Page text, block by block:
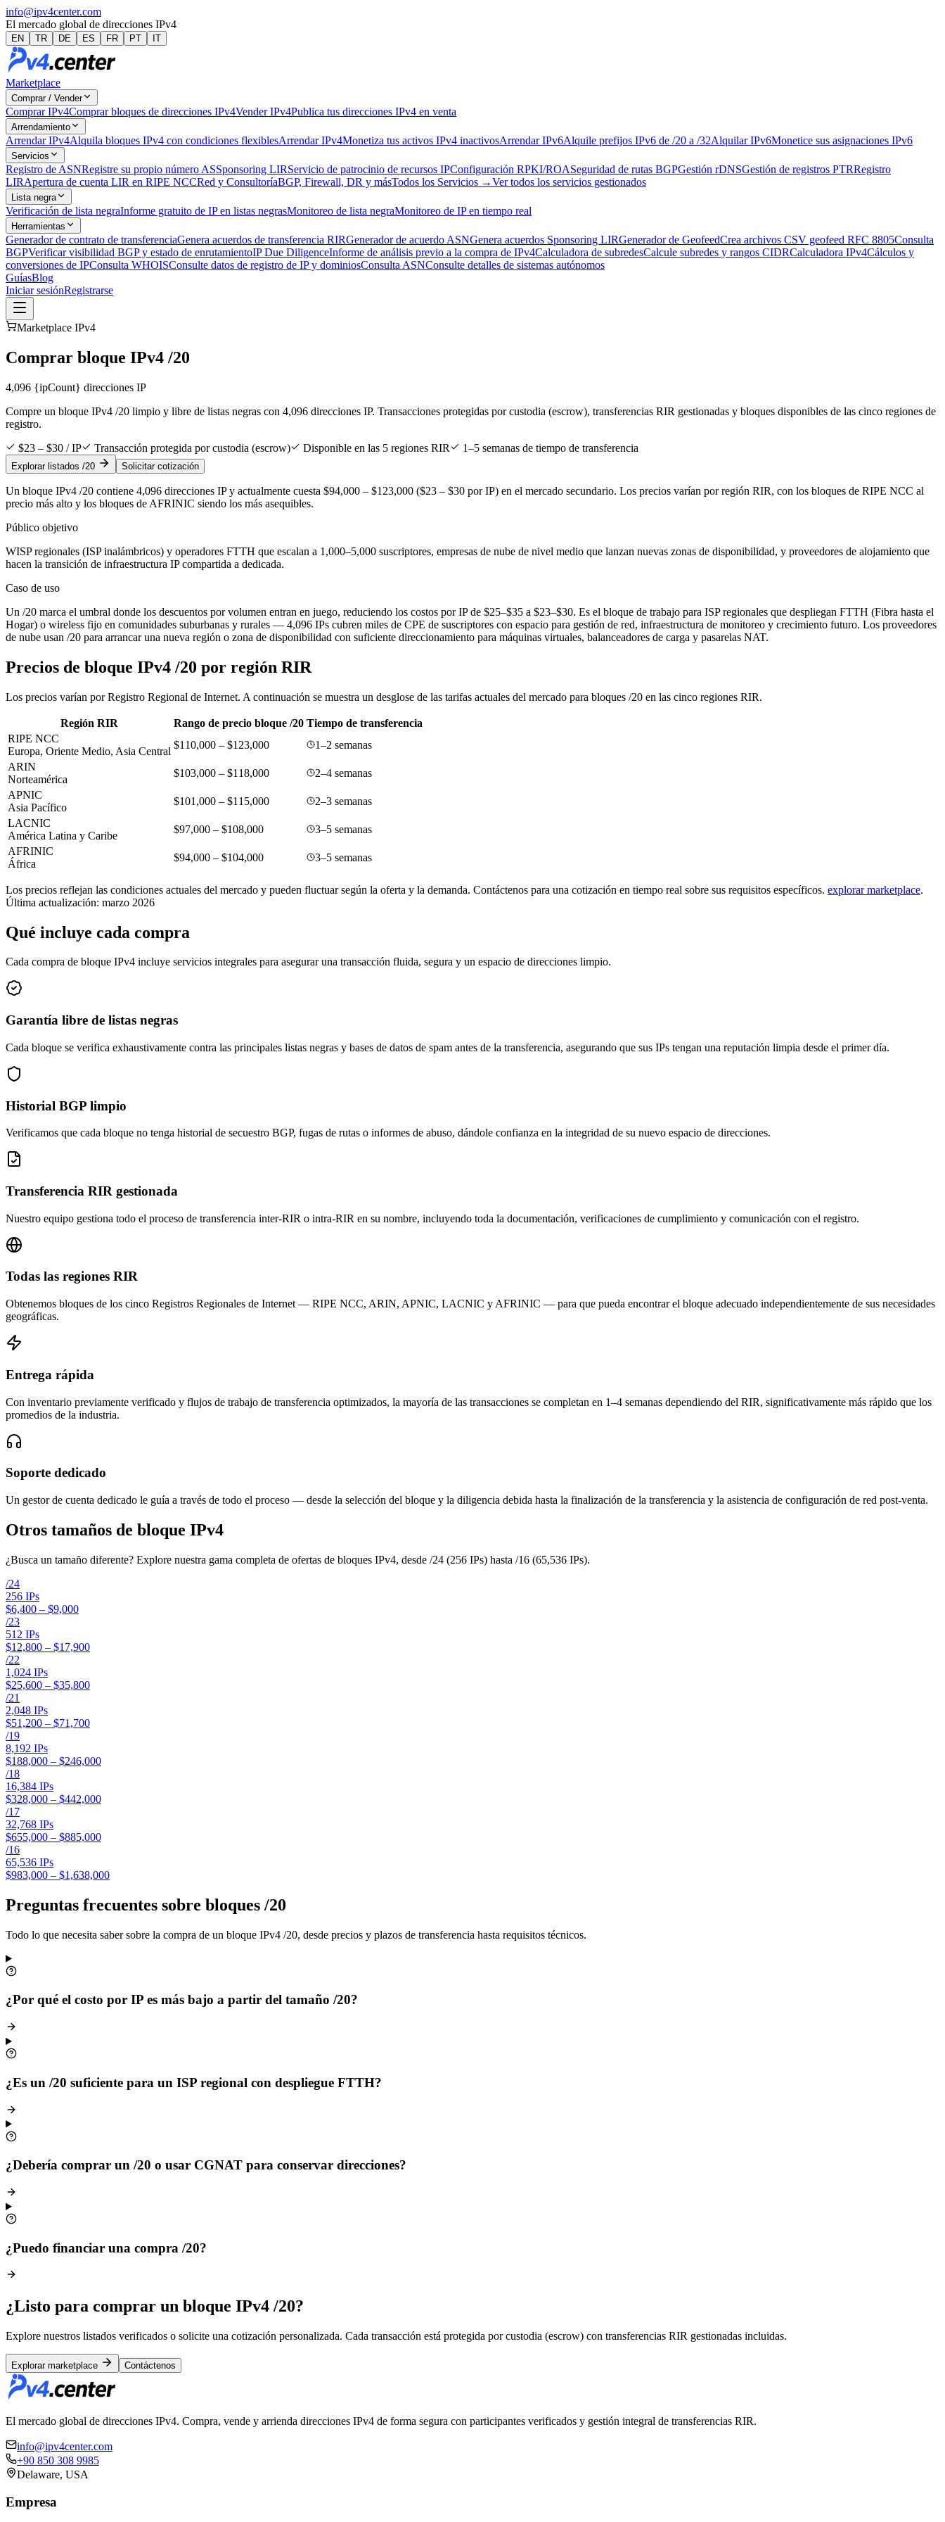
info@ipv4center.com
El mercado global de direcciones IPv4
EN TR DE ES FR PT IT
Marketplace
Comprar / Vender
Comprar IPv4Comprar bloques de direcciones IPv4Vender IPv4Publica tus direcciones IPv4 en venta
Arrendamiento
Arrendar IPv4Alquila bloques IPv4 con condiciones flexiblesArrendar IPv4Monetiza tus activos IPv4 inactivosArrendar IPv6Alquile prefijos IPv6 de /20 a /32Alquilar IPv6Monetice sus asignaciones IPv6
Servicios
Registro de ASNRegistre su propio número ASSponsoring LIRServicio de patrocinio de recursos IPConfiguración RPKI/ROASeguridad de rutas BGPGestión rDNSGestión de registros PTRRegistro
LIRApertura de cuenta LIR en RIPE NCCRed y ConsultoríaBGP, Firewall, DR y másTodos los Servicios →Ver todos los servicios gestionados
Lista negra
Verificación de lista negraInforme gratuito de IP en listas negrasMonitoreo de lista negraMonitoreo de IP en tiempo real
Herramientas
Generador de contrato de transferenciaGenera acuerdos de transferencia RIRGenerador de acuerdo ASNGenera acuerdos Sponsoring LIRGenerador de GeofeedCrea archivos CSV geofeed RFC 8805Consulta
BGPVerificar visibilidad BGP y estado de enrutamientoIP Due DiligenceInforme de análisis previo a la compra de IPv4Calculadora de subredesCalcule subredes y rangos CIDRCalculadora IPv4Cálculos y
conversiones de IPConsulta WHOISConsulte datos de registro de IP y dominiosConsulta ASNConsulte detalles de sistemas autónomos
GuíasBlog
Iniciar sesiónRegistrarse
Marketplace IPv4
Comprar bloque IPv4 /20
4,096 {ipCount} direcciones IP
Compre un bloque IPv4 /20 limpio y libre de listas negras con 4,096 direcciones IP. Transacciones protegidas por custodia (escrow), transferencias RIR gestionadas y bloques disponibles de las cinco regiones de
registro.
$23 – $30 / IP
Transacción protegida por custodia (escrow) Disponible en las 5 regiones RIR 1–5 semanas de tiempo de transferencia
Explorar listados /20 Solicitar cotización
Un bloque IPv4 /20 contiene 4,096 direcciones IP y actualmente cuesta $94,000 – $123,000 ($23 – $30 por IP) en el mercado secundario. Los precios varían por región RIR, con los bloques de RIPE NCC al
precio más alto y los bloques de AFRINIC siendo los más asequibles.
Público objetivo
WISP regionales (ISP inalámbricos) y operadores FTTH que escalan a 1,000–5,000 suscriptores, empresas de nube de nivel medio que lanzan nuevas zonas de disponibilidad, y proveedores de alojamiento que
hacen la transición de infraestructura IP compartida a dedicada.
Caso de uso
Un /20 marca el umbral donde los descuentos por volumen entran en juego, reduciendo los costos por IP de $25–$35 a $23–$30. Es el bloque de trabajo para ISP regionales que despliegan FTTH (Fibra hasta el
Hogar) o wireless fijo en comunidades suburbanas y rurales — 4,096 IPs cubren miles de CPE de suscriptores con espacio para gestión de red, infraestructura de monitoreo y crecimiento futuro. Los proveedores
de nube usan /20 para arrancar una nueva región o zona de disponibilidad con suficiente direccionamiento para máquinas virtuales, balanceadores de carga y pasarelas NAT.
Precios de bloque IPv4 /20 por región RIR
Los precios varían por Registro Regional de Internet. A continuación se muestra un desglose de las tarifas actuales del mercado para bloques /20 en las cinco regiones RIR.
Región RIR Rango de precio bloque /20 Tiempo de transferencia
RIPE NCC
Europa, Oriente Medio, Asia Central
$110,000 – $123,000
1–2 semanas
ARIN
Norteamérica
$103,000 – $118,000
2–4 semanas
APNIC
Asia Pacífico
$101,000 – $115,000
2–3 semanas
LACNIC
América Latina y Caribe
$97,000 – $108,000
3–5 semanas
AFRINIC
África
$94,000 – $104,000 3–5 semanas
Los precios reflejan las condiciones actuales del mercado y pueden fluctuar según la oferta y la demanda. Contáctenos para una cotización en tiempo real sobre sus requisitos específicos. explorar marketplace.
Última actualización: marzo 2026
Qué incluye cada compra
Cada compra de bloque IPv4 incluye servicios integrales para asegurar una transacción fluida, segura y un espacio de direcciones limpio.
Garantía libre de listas negras
Cada bloque se verifica exhaustivamente contra las principales listas negras y bases de datos de spam antes de la transferencia, asegurando que sus IPs tengan una reputación limpia desde el primer día.
Historial BGP limpio
Verificamos que cada bloque no tenga historial de secuestro BGP, fugas de rutas o informes de abuso, dándole confianza en la integridad de su nuevo espacio de direcciones.
Transferencia RIR gestionada
Nuestro equipo gestiona todo el proceso de transferencia inter-RIR o intra-RIR en su nombre, incluyendo toda la documentación, verificaciones de cumplimiento y comunicación con el registro.
Todas las regiones RIR
Obtenemos bloques de los cinco Registros Regionales de Internet — RIPE NCC, ARIN, APNIC, LACNIC y AFRINIC — para que pueda encontrar el bloque adecuado independientemente de sus necesidades
geográficas.
Entrega rápida
Con inventario previamente verificado y flujos de trabajo de transferencia optimizados, la mayoría de las transacciones se completan en 1–4 semanas dependiendo del RIR, significativamente más rápido que los
promedios de la industria.
Soporte dedicado
Un gestor de cuenta dedicado le guía a través de todo el proceso — desde la selección del bloque y la diligencia debida hasta la finalización de la transferencia y la asistencia de configuración de red post-venta.
Otros tamaños de bloque IPv4
¿Busca un tamaño diferente? Explore nuestra gama completa de ofertas de bloques IPv4, desde /24 (256 IPs) hasta /16 (65,536 IPs).
/24
256 IPs
$6,400 – $9,000
/23
512 IPs
$12,800 – $17,900
/22
1,024 IPs
$25,600 – $35,800
/21
2,048 IPs
$51,200 – $71,700
/19
8,192 IPs
$188,000 – $246,000
/18
16,384 IPs
$328,000 – $442,000
/17
32,768 IPs
$655,000 – $885,000
/16
65,536 IPs
$983,000 – $1,638,000
Preguntas frecuentes sobre bloques /20
Todo lo que necesita saber sobre la compra de un bloque IPv4 /20, desde precios y plazos de transferencia hasta requisitos técnicos.
¿Por qué el costo por IP es más bajo a partir del tamaño /20?
¿Es un /20 suficiente para un ISP regional con despliegue FTTH?
¿Debería comprar un /20 o usar CGNAT para conservar direcciones?
¿Puedo financiar una compra /20?
¿Listo para comprar un bloque IPv4 /20?
Explore nuestros listados verificados o solicite una cotización personalizada. Cada transacción está protegida por custodia (escrow) con transferencias RIR gestionadas incluidas.
Explorar marketplace Contáctenos
El mercado global de direcciones IPv4. Compra, vende y arrienda direcciones IPv4 de forma segura con participantes verificados y gestión integral de transferencias RIR.
info@ipv4center.com
+90 850 308 9985
Delaware, USA
Empresa